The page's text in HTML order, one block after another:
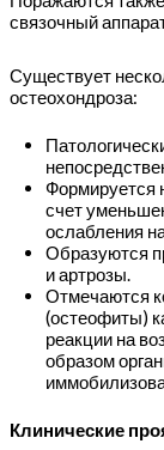
связочный
Существует
остеохондроза:
Формируется
счет
ослабления
Образуются
и артрозы.
Отмечаются
(остеофиты)
реакции на
образом
Клинические